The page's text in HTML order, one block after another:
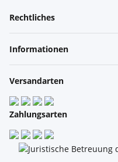
Rechtliches
Informationen
Versandarten
Zahlungsarten